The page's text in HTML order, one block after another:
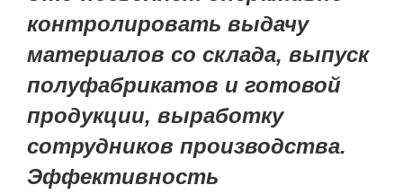
контролировать выдачу
материалов со склада, выпуск
полуфабрикатов и готовой
продукции, выработку
сотрудников производства.
Эффективность